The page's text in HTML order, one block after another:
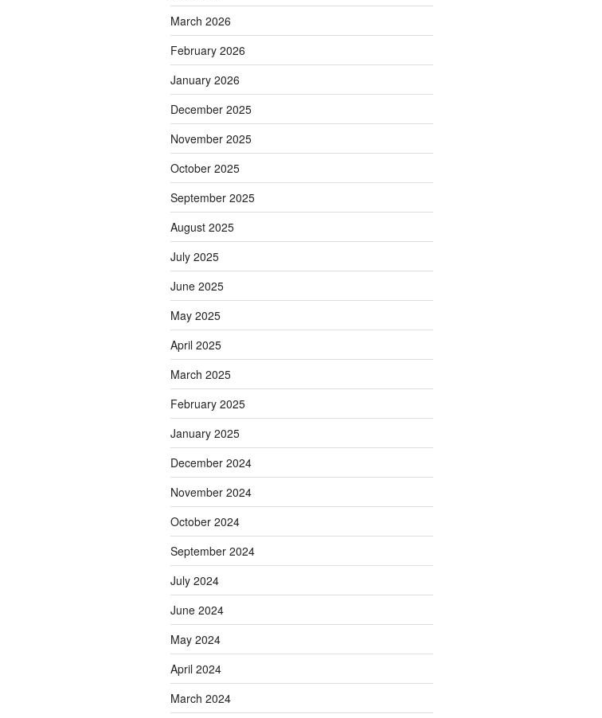
March 2026
February 2026
January 2026
December 2025
November 2025
October 2025
September 2025
August 2025
July 2025
June 2025
May 2025
April 2025
March 2025
February 2025
January 2025
December 2024
November 2024
October 2024
September 2024
July 2024
June 2024
May 2024
April 2024
March 2024